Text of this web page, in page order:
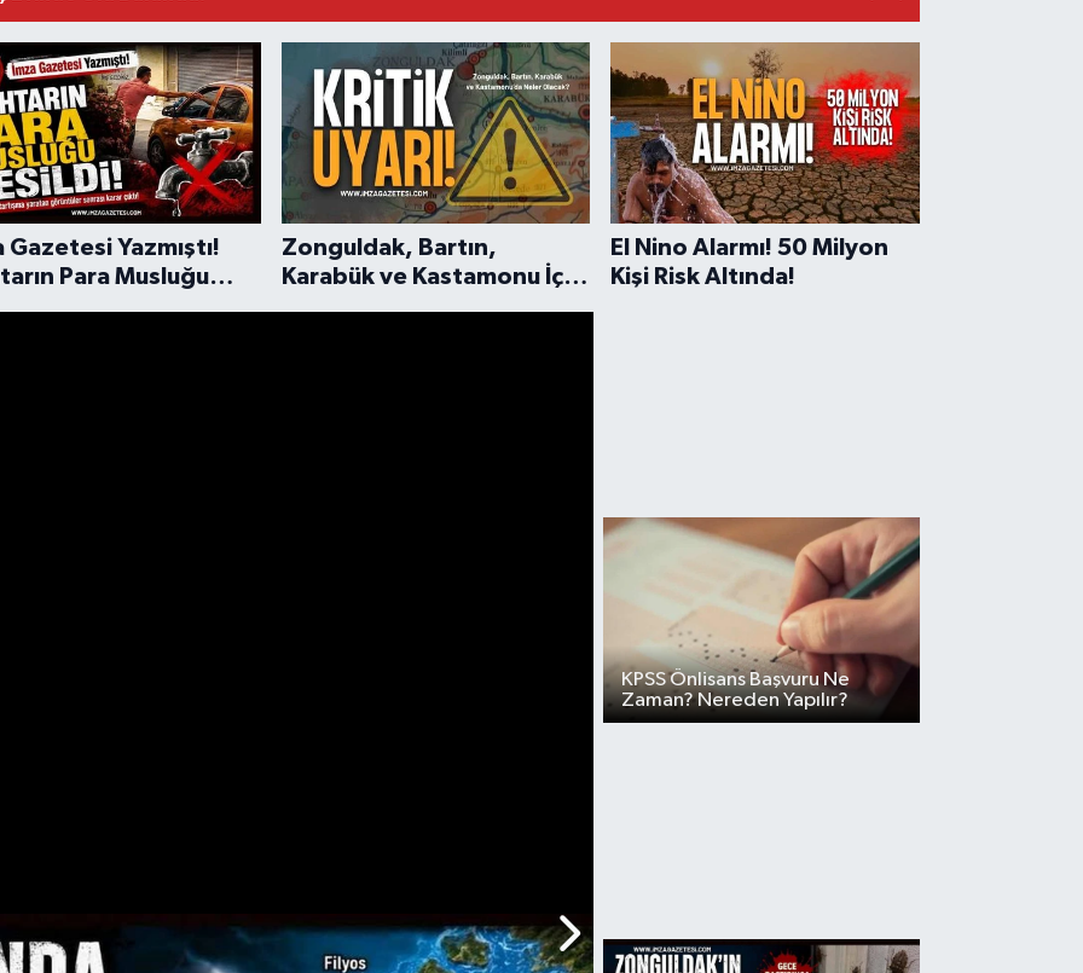
Gazetesi Yazmıştı!
Para Musluğu
Zonguldak, Bartın,
Karabük ve Kastamonu İçin
Hava Durumu Uyarısı!
El Nino Alarmı! 50 Milyon
Kişi Risk Altında!
KPSS Önlisans Başvuru Ne
Zaman? Nereden Yapılır?